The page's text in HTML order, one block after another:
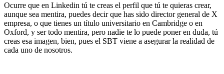
Ocurre que en Linkedin tú te creas el perfil que tú te quieras crear,
aunque sea mentira, puedes decir que has sido director general de X
empresa, o que tienes un título universitario en Cambridge o en
Oxford, y ser todo mentira, pero nadie te lo puede poner en duda, tú
creas esa imagen, bien, pues el SBT viene a asegurar la realidad de
cada uno de nosotros.